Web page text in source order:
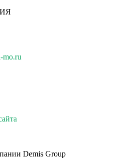
mo.ru
Demis Group